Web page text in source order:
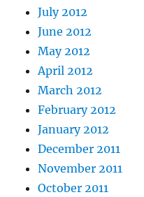
July 2012
June 2012
May 2012
April 2012
March 2012
February 2012
January 2012
December 2011
November 2011
October 2011